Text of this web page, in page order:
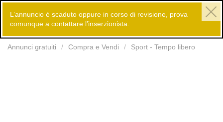
Annunci gratuiti Compra e Vendi Sport - Tempo libero
L’annuncio è scaduto oppure in corso di revisione, prova
comunque a contattare l’inserzionista.